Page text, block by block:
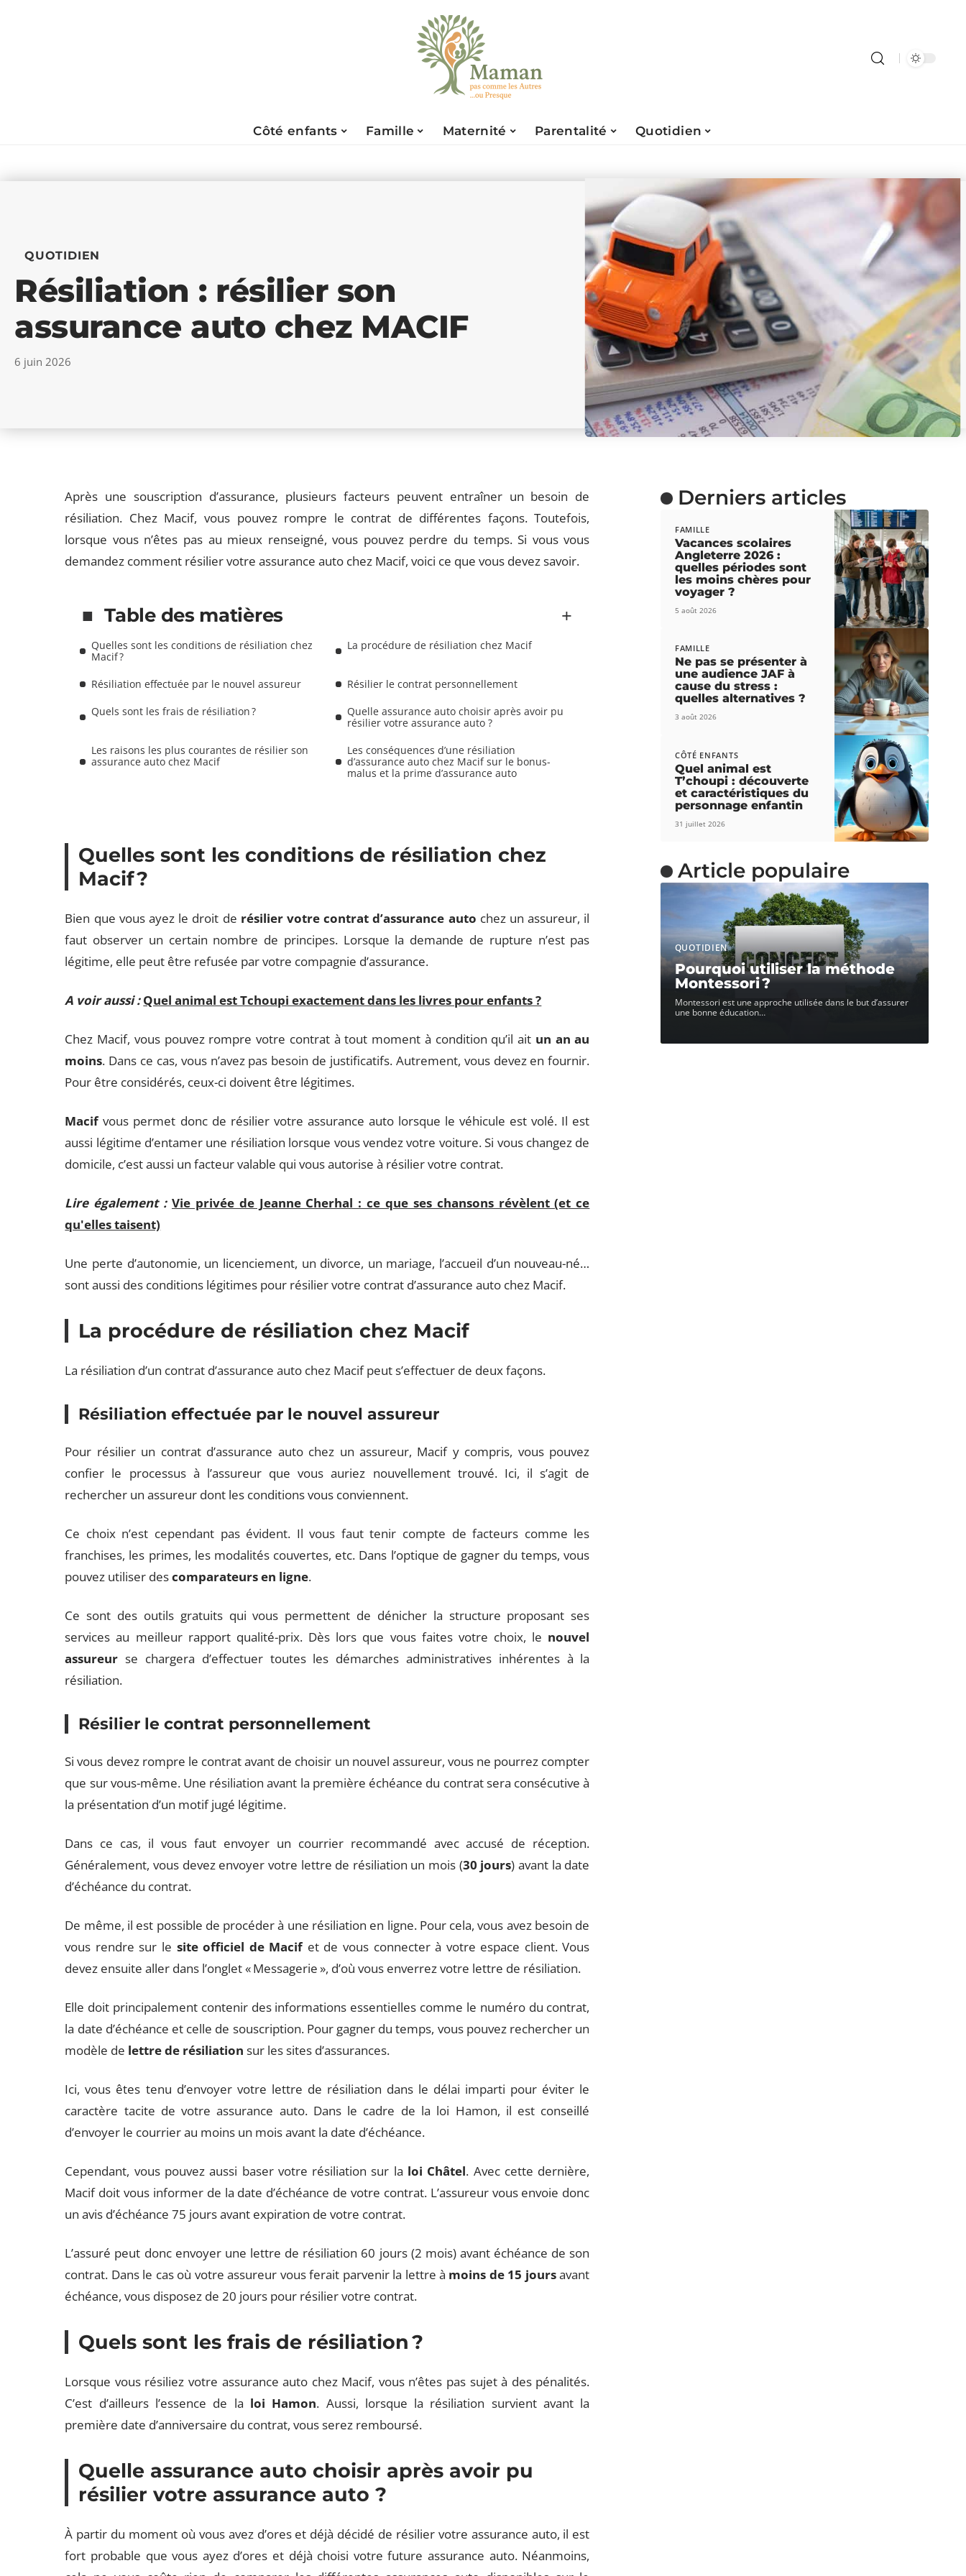
Côté enfants Famille Maternité Parentalité Quotidien
QUOTIDIEN
Résiliation : résilier son
assurance auto chez MACIF
6 juin 2026
Après une souscription d’assurance, plusieurs facteurs peuvent entraîner un besoin de
résiliation. Chez Macif, vous pouvez rompre le contrat de différentes façons. Toutefois,
lorsque vous n’êtes pas au mieux renseigné, vous pouvez perdre du temps. Si vous vous
demandez comment résilier votre assurance auto chez Macif, voici ce que vous devez savoir.
Table des matières
Quelles sont les conditions de résiliation chez
Macif ?
La procédure de résiliation chez Macif
Résiliation effectuée par le nouvel assureur
Résilier le contrat personnellement
Quels sont les frais de résiliation ?
Quelle assurance auto choisir après avoir pu
résilier votre assurance auto ?
Les raisons les plus courantes de résilier son
assurance auto chez Macif
Les conséquences d’une résiliation
d’assurance auto chez Macif sur le bonus-
malus et la prime d’assurance auto
Quelles sont les conditions de résiliation chez
Macif ?
Bien que vous ayez le droit de résilier votre contratd’assurance auto chez un assureur, il
faut observer un certain nombre de principes. Lorsque la demande de rupture n’est pas
légitime, elle peut être refusée par votre compagnie d’assurance.
A voir aussi : Quel animal est Tchoupi exactement dans les livres pour enfants ?
Chez Macif, vous pouvez rompre votre contrat à tout moment à condition qu’il ait un an au
moins. Dans ce cas, vous n’avez pas besoin de justificatifs. Autrement, vous devez en fournir.
Pour être considérés, ceux-ci doivent être légitimes.
Macifvous permet donc de résilier votre assurance auto lorsque le véhicule est volé. Il est
aussi légitime d’entamer une résiliation lorsque vous vendez votre voiture. Si vous changez de
domicile, c’est aussi un facteur valable qui vous autorise à résilier votre contrat.
Lire également : Vie privée de Jeanne Cherhal : ce que ses chansons révèlent (et ce
qu'elles taisent)
Une perte d’autonomie, un licenciement, un divorce, un mariage, l’accueil d’un nouveau-né…
sont aussi des conditions légitimes pour résilier votre contrat d’assurance auto chez Macif.
La procédure de résiliation chez Macif
La résiliation d’un contrat d’assurance auto chez Macif peut s’effectuer de deux façons.
Résiliation effectuée par le nouvel assureur
Pour résilier un contrat d’assurance auto chez un assureur, Macif y compris, vous pouvez
confier le processus à l’assureur que vous auriez nouvellement trouvé. Ici, il s’agit de
rechercher un assureur dont les conditions vous conviennent.
Ce choix n’est cependant pas évident. Il vous faut tenir compte de facteurs comme les
franchises, les primes, les modalités couvertes, etc. Dans l’optique de gagner du temps, vous
pouvez utiliser descomparateursen ligne.
Ce sont des outils gratuits qui vous permettent de dénicher la structure proposant ses
services au meilleur rapport qualité-prix. Dès lors que vous faites votre choix, le nouvel
assureur se chargera d’effectuer toutes les démarches administratives inhérentes à la
résiliation.
Résilier le contrat personnellement
Si vous devez rompre le contrat avant de choisir un nouvel assureur, vous ne pourrez compter
que sur vous-même. Une résiliation avant la première échéance du contrat sera consécutive à
la présentation d’un motif jugé légitime.
Dans ce cas, il vous faut envoyer un courrier recommandé avec accusé de réception.
Généralement, vous devez envoyer votre lettre de résiliation un mois (30 jours) avant la date
d’échéance du contrat.
De même, il est possible de procéder à une résiliation en ligne. Pour cela, vous avez besoin de
vous rendre sur le site officiel de Macifet de vous connecter à votre espace client. Vous
devez ensuite aller dans l’onglet « Messagerie », d’où vous enverrez votre lettre de résiliation.
Elle doit principalement contenir des informations essentielles comme le numéro du contrat,
la date d’échéance et celle de souscription. Pour gagner du temps, vous pouvez rechercher un
modèle de lettre de résiliation sur les sites d’assurances.
Ici, vous êtes tenu d’envoyer votre lettre de résiliation dans le délai imparti pour éviter le
caractère tacite de votre assurance auto. Dans le cadre de la loi Hamon, il est conseillé
d’envoyer le courrier au moins un mois avant la date d’échéance.
Cependant, vous pouvez aussi baser votre résiliation sur la loi Châtel. Avec cette dernière,
Macif doit vous informer de la date d’échéance de votre contrat. L’assureur vous envoie donc
un avis d’échéance 75 jours avant expiration de votre contrat.
L’assuré peut donc envoyer une lettre de résiliation 60 jours (2 mois) avant échéance de son
contrat. Dans le cas où votre assureur vous ferait parvenir la lettre à moins de 15 joursavant
échéance, vous disposez de 20 jours pour résilier votre contrat.
Quels sont les frais de résiliation ?
Lorsque vous résiliez votre assurance auto chez Macif, vous n’êtes pas sujet à des pénalités.
C’est d’ailleurs l’essence de la loi Hamon. Aussi, lorsque la résiliation survient avant la
première date d’anniversaire du contrat, vous serez remboursé.
Quelle assurance auto choisir après avoir pu
résilier votre assurance auto ?
À partir du moment où vous avez d’ores et déjà décidé de résilier votre assurance auto, il est
fort probable que vous ayez d’ores et déjà choisi votre future assurance auto. Néanmoins,
Derniers articles
FAMILLE
Vacances scolaires
Angleterre 2026 :
quelles périodes sont
les moins chères pour
voyager ?
5 août 2026
FAMILLE
Ne pas se présenter à
une audience JAF à
cause du stress :
quelles alternatives ?
3 août 2026
CÔTÉ ENFANTS
Quel animal est
T’choupi : découverte
et caractéristiques du
personnage enfantin
31 juillet 2026
Article populaire
QUOTIDIEN
Pourquoi utiliser la méthode
Montessori ?
Montessori est une approche utilisée dans le but d’assurer
une bonne éducation…